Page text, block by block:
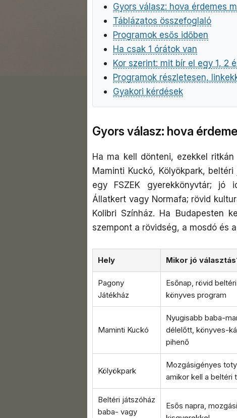
Gyors válasz: hova érdemes
Táblázatos összefoglaló
Programok esős időben
Ha csak 1 órátok van
Kor szerint: mit bír el egy 1, 2
Programok részletesen,
Gyakori kérdések
Gyors válasz: hova
Ha ma kell dönteni, ezekkel
Maminti Kuckó, Kölyökpark,
egy FSZEK gyerekkönyvtár; jó
Állatkert vagy Normafa; rövid
Kolibri Színház. Ha Budapesten
szempont a rövidség, a mosdó és
Hely Mikor jó
Pagony
Játékház
Esőnap, rövid
könyves program
Maminti Kuckó
Nyugisabb baba-
délelőtt, könyves-
pihenő
Kölyökpark
Mozgásigényes
amikor kell a beltéri
Beltéri játszóház
baba- vagy
Esős napra,